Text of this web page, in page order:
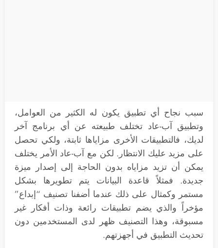
سبب نجاح أي تطبيق يكون له الكثير من العوامل،
وتطبيق آب-عاد تختلف طبيعته عن أي برنامج آخر
لديك، فالتطبيقات الأخرى مزاياها ثابتة، ولكي تحصل
على مزيد عليك الانتظار. لكن مع آب-عاد الأمر يختلف
يمكن أن تزيد مزاياه بدون الحاجة إلى إصدار ميزة
جديدة. فمثلاً قاعدة البيانات يتم تطويرها بشكل
مستمر وكمثال على ذلك عندما أضفنا تصنيف “إبداع”
مؤخراً والذي يضم تطبيقات رائعة وذات أفكار غير
مسبوقة، وهذا التصنيف ظهر لدى المستخدمين دون
تحديث التطبيق في أجهزتهم.